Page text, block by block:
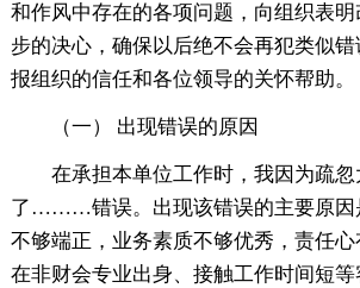
和作风中存在的各项问题，向组织表
步的决心，确保以后绝不会再犯类似
报组织的信任和各位领导的关怀帮助。
（一） 出现错误的原因
在承担本单位工作时，我因为疏
了………错误。出现该错误的主要原因
不够端正，业务素质不够优秀，责任
在非财会专业出身、接触工作时间短